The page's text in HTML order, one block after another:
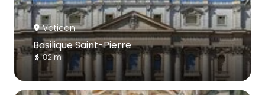
Vatican
Basilique Saint-Pierre
82 m